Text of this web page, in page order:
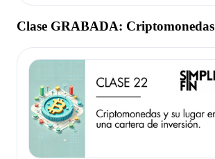
Clase GRABADA: Criptomonedas